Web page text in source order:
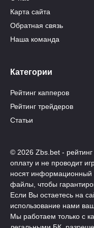
Карта сайта
Обратная связь
Наша команда
Категории
Рейтинг капперов
Рейтинг трейдеров
Статьи
© 2026 Zbs.bet -
оплату и не проводит
носят информационный
файлы, чтобы
Если Вы остаетесь на
использование нами
Мы работаем только с